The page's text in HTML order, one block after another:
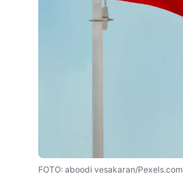
FOTO: aboodi vesakaran/Pexels.com